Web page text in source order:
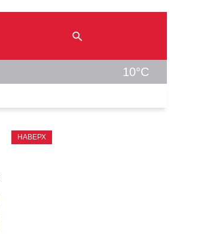
10°C
НАВЕРХ